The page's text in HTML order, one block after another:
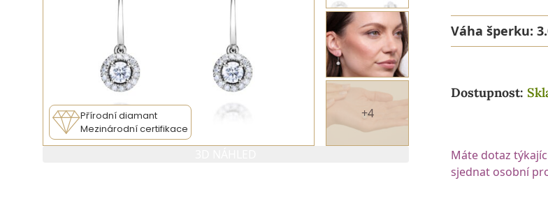
Přírodní diamant
Mezinárodní certifikace
+4
Váha šperku:
Dostupnost:
Máte dotaz
sjednat osobní